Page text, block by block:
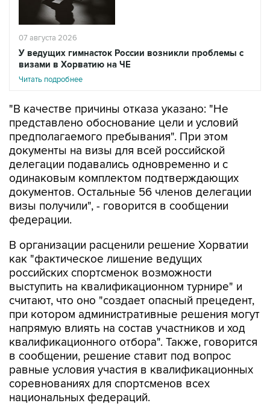
07 августа 2026
У ведущих гимнасток России возникли проблемы с
визами в Хорватию на ЧЕ
Читать подробнее
"В качестве причины отказа указано: "Не
представлено обоснование цели и условий
предполагаемого пребывания". При этом
документы на визы для всей российской
делегации подавались одновременно и с
одинаковым комплектом подтверждающих
документов. Остальные 56 членов делегации
визы получили", - говорится в сообщении
федерации.
В организации расценили решение Хорватии
как "фактическое лишение ведущих
российских спортсменок возможности
выступить на квалификационном турнире" и
считают, что оно "создает опасный прецедент,
при котором административные решения могут
напрямую влиять на состав участников и ход
квалификационного отбора". Также, говорится
в сообщении, решение ставит под вопрос
равные условия участия в квалификационных
соревнованиях для спортсменов всех
национальных федераций.